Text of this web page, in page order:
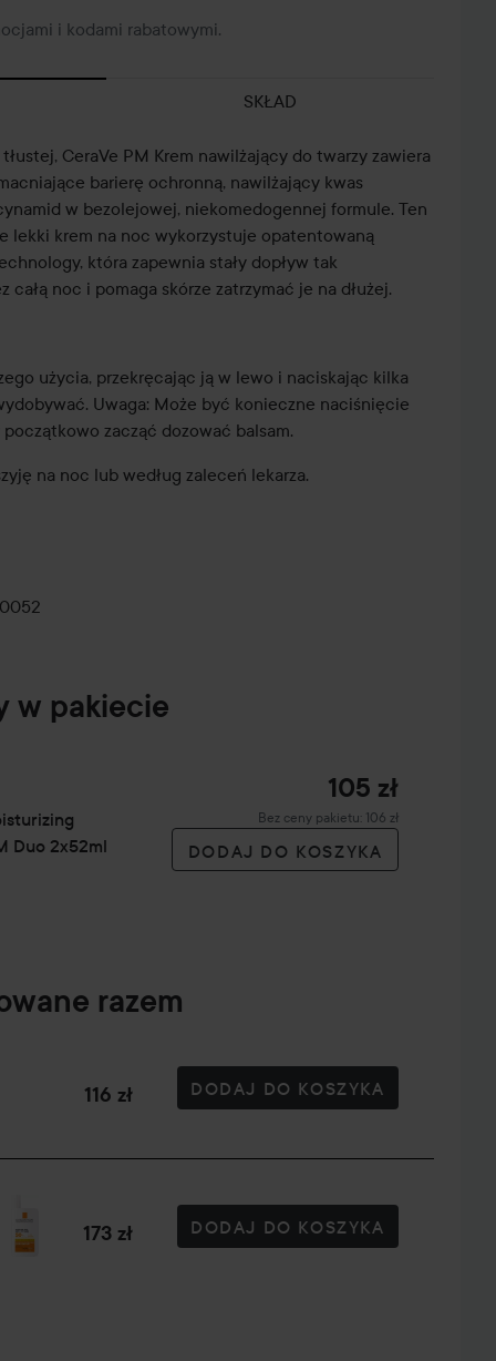
i kodami rabatowymi.
SKŁAD
CeraVe PM Krem nawilżający do twarzy zawiera
barierę ochronną, nawilżający kwas
w bezolejowej, niekomedogennej formule. Ten
lekki krem na noc wykorzystuje opatentowaną
która zapewnia stały dopływ tak
całą noc i pomaga skórze zatrzymać je na dłużej.
użycia, przekręcając ją w lewo i naciskając kilka
Uwaga: Może być konieczne naciśnięcie
zacząć dozować balsam.
na noc lub według zaleceń lekarza.
w pakiecie
Duo 2x52ml
105 zł
Bez ceny pakietu: 106 zł
DODAJ DO KOSZYKA
razem
116 zł DODAJ DO KOSZYKA
173 zł DODAJ DO KOSZYKA